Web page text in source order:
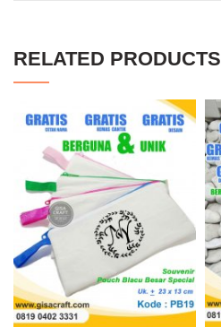
RELATED PRODUCTS